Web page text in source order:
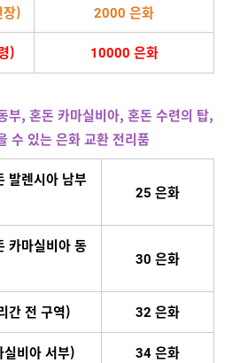
장) 2000 은화
) 10000 은화
부, 혼돈 카마실비아, 혼돈 수련의 탑,
수 있는 은화 교환 전리품
발렌시아 남부
25 은화
카마실비아 동
30 은화
간 전 구역) 32 은화
비아 서부) 34 은화